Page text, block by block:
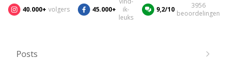
40.000+ volgers 45.000+
ik-
leuks
9,2/10
3956
beoordelingen
Posts